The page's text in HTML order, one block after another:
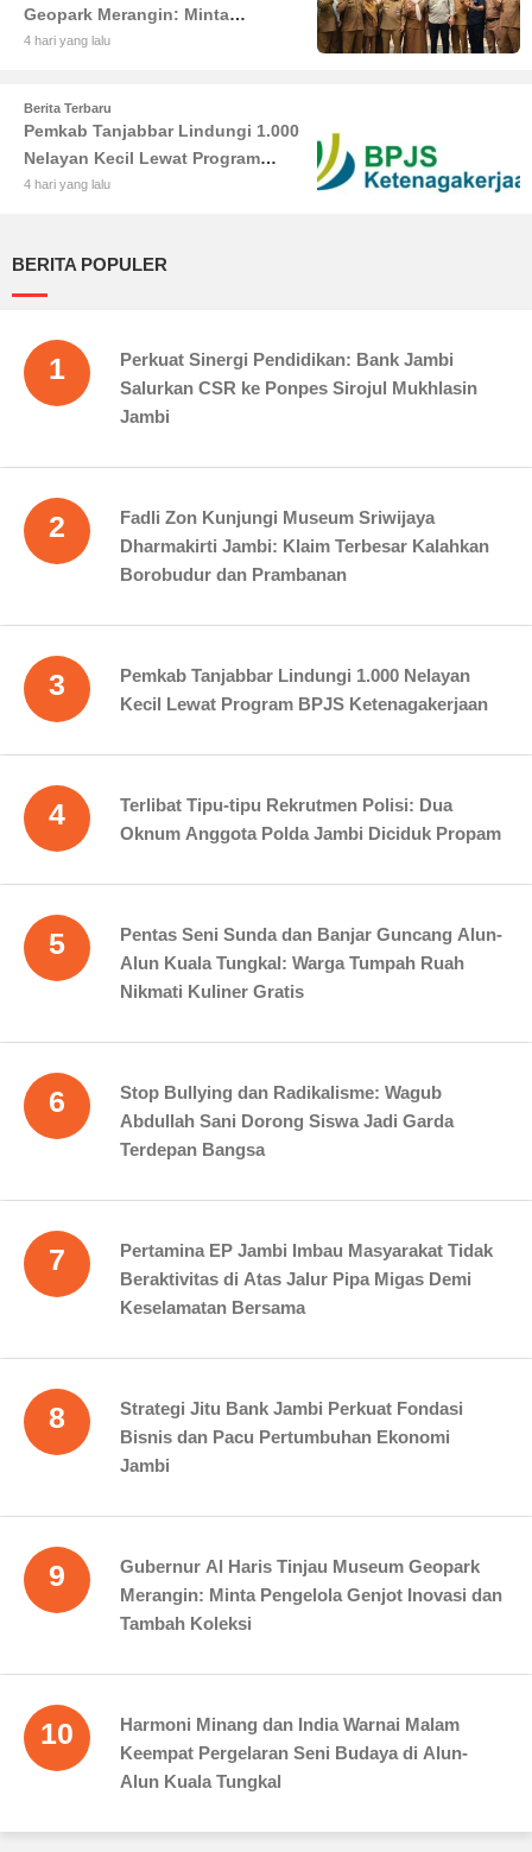
Geopark Merangin: Minta
Pengelola Genjot Inovasi dan
4 hari yang lalu
Berita Terbaru
Pemkab Tanjabbar Lindungi 1.000
Nelayan Kecil Lewat Program
BPJS Ketenagakerjaan
4 hari yang lalu
BERITA POPULER
1
Perkuat Sinergi Pendidikan: Bank Jambi
Salurkan CSR ke Ponpes Sirojul Mukhlasin
Jambi
2
Fadli Zon Kunjungi Museum Sriwijaya
Dharmakirti Jambi: Klaim Terbesar Kalahkan
Borobudur dan Prambanan
3
Pemkab Tanjabbar Lindungi 1.000 Nelayan
Kecil Lewat Program BPJS Ketenagakerjaan
4
Terlibat Tipu-tipu Rekrutmen Polisi: Dua
Oknum Anggota Polda Jambi Diciduk Propam
5
Pentas Seni Sunda dan Banjar Guncang Alun-
Alun Kuala Tungkal: Warga Tumpah Ruah
Nikmati Kuliner Gratis
6
Stop Bullying dan Radikalisme: Wagub
Abdullah Sani Dorong Siswa Jadi Garda
Terdepan Bangsa
7
Pertamina EP Jambi Imbau Masyarakat Tidak
Beraktivitas di Atas Jalur Pipa Migas Demi
Keselamatan Bersama
8
Strategi Jitu Bank Jambi Perkuat Fondasi
Bisnis dan Pacu Pertumbuhan Ekonomi
Jambi
9
Gubernur Al Haris Tinjau Museum Geopark
Merangin: Minta Pengelola Genjot Inovasi dan
Tambah Koleksi
10
Harmoni Minang dan India Warnai Malam
Keempat Pergelaran Seni Budaya di Alun-
Alun Kuala Tungkal